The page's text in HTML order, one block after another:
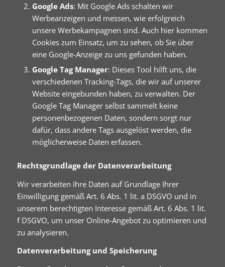
Google Ads: Mit Google Ads schalten wir
Werbeanzeigen und messen, wie erfolgreich
unsere Werbekampagnen sind. Auch hier kommen
Cookies zum Einsatz, um zu sehen, ob Sie über
eine Google-Anzeige zu uns gefunden haben.
Google Tag Manager: Dieses Tool hilft uns, die
verschiedenen Tracking-Tags, die wir auf unserer
Website eingebunden haben, zu verwalten. Der
Google Tag Manager selbst sammelt keine
personenbezogenen Daten, sondern sorgt nur
dafür, dass andere Tags ausgelöst werden, die
möglicherweise Daten erfassen.
Rechtsgrundlage der Datenverarbeitung
Wir verarbeiten Ihre Daten auf Grundlage Ihrer
Einwilligung gemäß Art. 6 Abs. 1 lit. a DSGVO und in
unserem berechtigten Interesse gemäß Art. 6 Abs. 1 lit.
f DSGVO, um unser Online-Angebot zu optimieren und
zu analysieren.
Datenverarbeitung und Speicherung